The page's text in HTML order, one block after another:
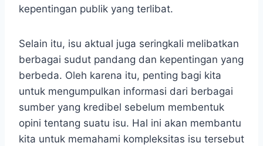
kepentingan publik yang terlibat.
Selain itu, isu aktual juga seringkali melibatkan
berbagai sudut pandang dan kepentingan yang
berbeda. Oleh karena itu, penting bagi kita
untuk mengumpulkan informasi dari berbagai
sumber yang kredibel sebelum membentuk
opini tentang suatu isu. Hal ini akan membantu
kita untuk memahami kompleksitas isu tersebut